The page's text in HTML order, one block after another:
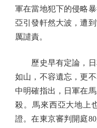
軍在當地犯下的侵略
亞引發軒然大波，遭
厲譴責。
歷史早有定論，日
如山，不容遺忘，更
中明確指出，日軍在
殺。馬來西亞大地上
證。在東京審判開庭